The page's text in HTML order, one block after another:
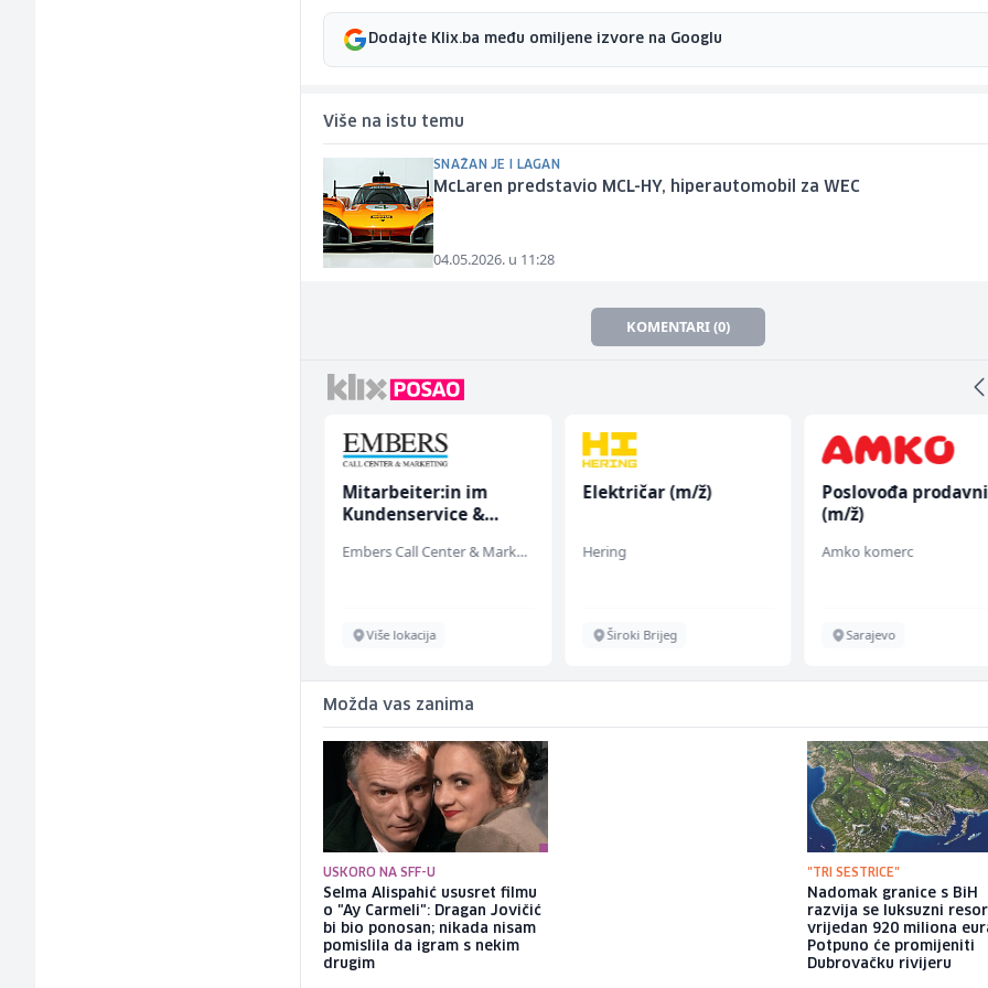
Dodajte Klix.ba među omiljene izvore na Googlu
Više na istu temu
SNAŽAN JE I LAGAN
McLaren predstavio MCL-HY, hiperautomobil za WEC
04.05.2026. u 11:28
KOMENTARI (0)
Mitarbeiter:in im
Kundenservice &
Embers Call Center & Marketing
Više lokacija
Električar (m/ž)
Hering
Široki Brijeg
Poslovođa
(m/ž)
Amko komerc
Sarajevo
Možda vas zanima
USKORO NA SFF-U
Selma Alispahić ususret filmu
o "Ay Carmeli": Dragan Jovičić
bi bio ponosan; nikada nisam
pomislila da igram s nekim
drugim
"TRI SESTRICE"
Nadomak granice s BiH
razvija se luksuzni
vrijedan 920 miliona
Potpuno će promijeniti
Dubrovačku rivijeru